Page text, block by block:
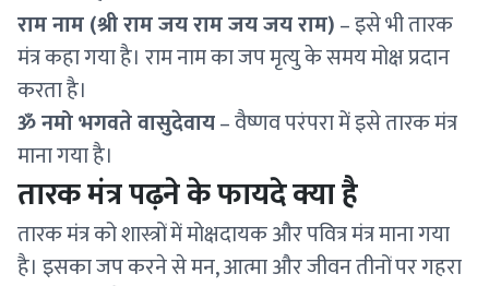
राम नाम (श्री राम जय राम जय जय राम)– इसे भी तारक
मंत्र कहा गया है। राम नाम का जप मृत्यु के समय मोक्ष प्रदान
करता है।
ॐ नमो भगवते वासुदेवाय– वैष्णव परंपरा में इसे तारक मंत्र
माना गया है।
तारक मंत्र पढ़ने के फायदे क्या है
तारक मंत्र को शास्त्रों में मोक्षदायक और पवित्र मंत्र माना गया
है। इसका जप करने से मन, आत्मा और जीवन तीनों पर गहरा